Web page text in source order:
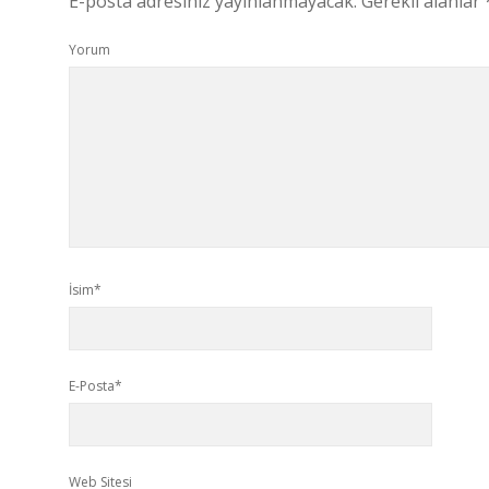
Yorum
İsim*
E-Posta*
Web Sitesi